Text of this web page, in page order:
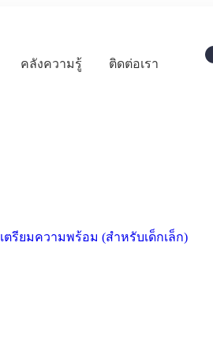
คลังความรู้ ติดต่อเรา
รียมความพร้อม (สำหรับเด็กเล็ก)